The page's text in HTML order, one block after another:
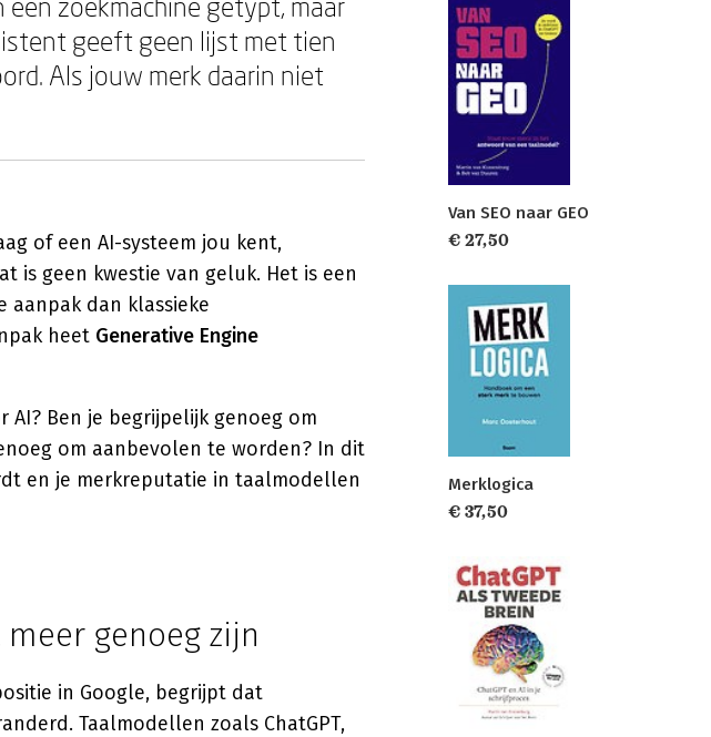
geeft geen lijst met tien
Als jouw merk daarin niet
of een AI-systeem jou kent,
is geen kwestie van geluk. Het is een
aanpak dan klassieke
heet Generative Engine
AI? Ben je begrijpelijk genoeg om
om aanbevolen te worden? In dit
en je merkreputatie in taalmodellen
genoeg zijn
in Google, begrijpt dat
Taalmodellen zoals ChatGPT,
Van SEO naar GEO
€ 27,50
Merklogica
€ 37,50